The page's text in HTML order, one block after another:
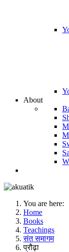
About
You are here:
Home
Books
Teachings
संत समागम
प्रौढ़ा